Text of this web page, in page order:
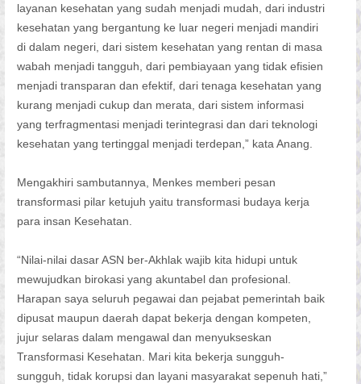
layanan kesehatan yang sudah menjadi mudah, dari industri
kesehatan yang bergantung ke luar negeri menjadi mandiri
di dalam negeri, dari sistem kesehatan yang rentan di masa
wabah menjadi tangguh, dari pembiayaan yang tidak efisien
menjadi transparan dan efektif, dari tenaga kesehatan yang
kurang menjadi cukup dan merata, dari sistem informasi
yang terfragmentasi menjadi terintegrasi dan dari teknologi
kesehatan yang tertinggal menjadi terdepan,” kata Anang.
Mengakhiri sambutannya, Menkes memberi pesan
transformasi pilar ketujuh yaitu transformasi budaya kerja
para insan Kesehatan.
“Nilai-nilai dasar ASN ber-Akhlak wajib kita hidupi untuk
mewujudkan birokasi yang akuntabel dan profesional.
Harapan saya seluruh pegawai dan pejabat pemerintah baik
dipusat maupun daerah dapat bekerja dengan kompeten,
jujur selaras dalam mengawal dan menyukseskan
Transformasi Kesehatan. Mari kita bekerja sungguh-
sungguh, tidak korupsi dan layani masyarakat sepenuh hati,”